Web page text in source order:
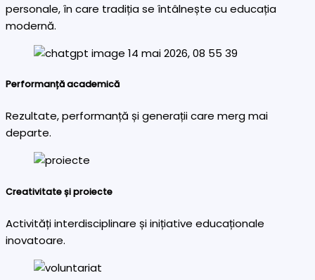
personale, în care tradiția se întâlnește cu educația
modernă.
Performanță academică
Rezultate, performanță și generații care merg mai
departe.
Creativitate și proiecte
Activități interdisciplinare și inițiative educaționale
inovatoare.